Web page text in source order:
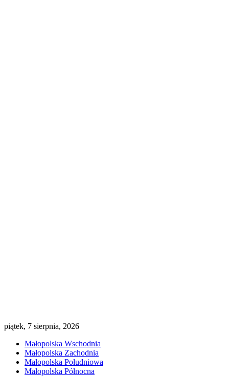
piątek, 7 sierpnia, 2026
Małopolska Wschodnia
Małopolska Zachodnia
Małopolska Południowa
Małopolska Północna